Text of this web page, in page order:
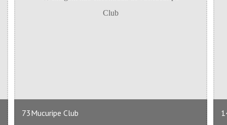
73Mucuripe Club